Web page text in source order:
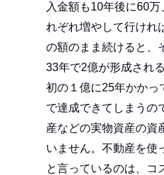
入金額も10年後に60
れぞれ増やして行けれ
の額のまま続けると、
33年で2億が形成され
初の１億に25年かかっ
で達成できてしまうの
産などの実物資産の資
いません。不動産を使
と言っているのは、コ